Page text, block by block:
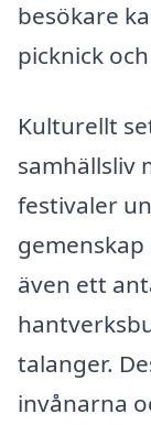
besökare
picknick
Kulturellt
samhällsliv
festivaler
även ett
talanger.
invånarna